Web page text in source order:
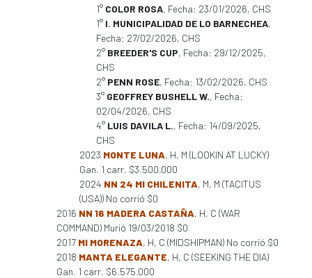
1° COLOR ROSA, Fecha: 23/01/2026, CHS
1° I. MUNICIPALIDAD DE LO BARNECHEA,
Fecha: 27/02/2026, CHS
2° BREEDER'S CUP, Fecha: 29/12/2025,
CHS
2° PENN ROSE, Fecha: 13/02/2026, CHS
3° GEOFFREY BUSHELL W., Fecha:
02/04/2026, CHS
4° LUIS DAVILA L., Fecha: 14/09/2025,
CHS
2023 MONTE LUNA, H, M (LOOKIN AT LUCKY)
Gan. 1 carr. $3.500.000
2024 NN 24 MI CHILENITA, M, M (TACITUS
(USA)) No corrió $0
2016 NN 16 MADERA CASTAÑA, H, C (WAR
COMMAND) Murió 19/03/2018 $0
2017 MI MORENAZA, H, C (MIDSHIPMAN) No corrió $0
2018 MANTA ELEGANTE, H, C (SEEKING THE DIA)
Gan. 1 carr. $6.575.000